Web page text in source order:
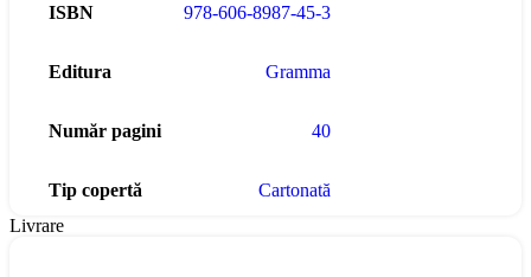
ISBN 978-606-8987-45-3
Editura Gramma
Număr pagini 40
Tip copertă
Cartonată
Livrare